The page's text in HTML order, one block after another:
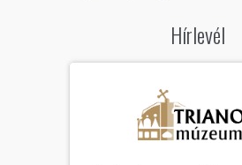
Hírlevél